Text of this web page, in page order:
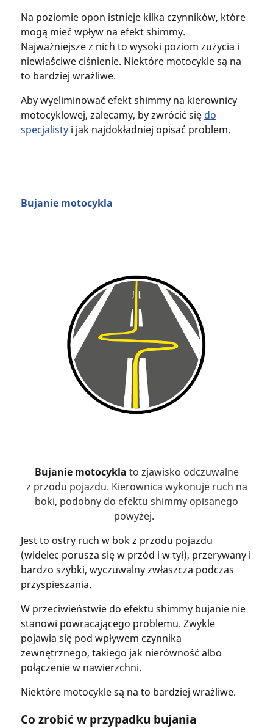
Na poziomie opon istnieje kilka czynników, które
mogą mieć wpływ na efekt shimmy.
Najważniejsze z nich to wysoki poziom zużycia i
niewłaściwe ciśnienie. Niektóre motocykle są na
to bardziej wrażliwe.
Aby wyeliminować efekt shimmy na kierownicy
motocyklowej, zalecamy, by zwrócić się do
specjalistyi jak najdokładniej opisać problem.
Bujanie motocykla
Bujanie motocykla to zjawisko odczuwalne
z przodu pojazdu. Kierownica wykonuje ruch na
boki, podobny do efektu shimmy opisanego
powyżej.
Jest to ostry ruch w bok z przodu pojazdu
(widelec porusza się w przód i w tył), przerywany i
bardzo szybki, wyczuwalny zwłaszcza podczas
przyspieszania.
W przeciwieństwie do efektu shimmy bujanie nie
stanowi powracającego problemu. Zwykle
pojawia się pod wpływem czynnika
zewnętrznego, takiego jak nierówność albo
połączenie w nawierzchni.
Niektóre motocykle są na to bardziej wrażliwe.
Co zrobić w przypadku bujania